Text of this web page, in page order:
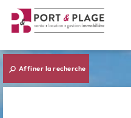
Affiner la recherche